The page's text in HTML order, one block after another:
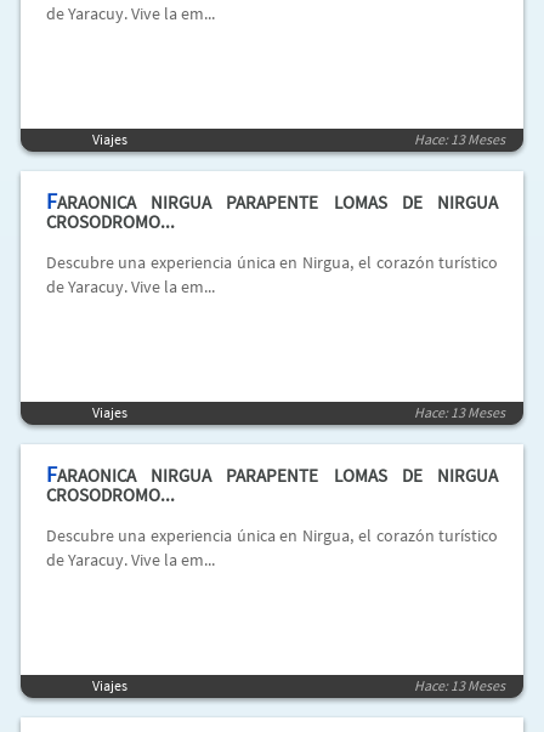
de Yaracuy. Vive la em...
Viajes Hace: 13 Meses
FARAONICA NIRGUA PARAPENTE LOMAS DE NIRGUA
CROSODROMO...
Descubre una experiencia única en Nirgua, el corazón turístico
de Yaracuy. Vive la em...
Viajes Hace: 13 Meses
FARAONICA NIRGUA PARAPENTE LOMAS DE NIRGUA
CROSODROMO...
Descubre una experiencia única en Nirgua, el corazón turístico
de Yaracuy. Vive la em...
Viajes Hace: 13 Meses